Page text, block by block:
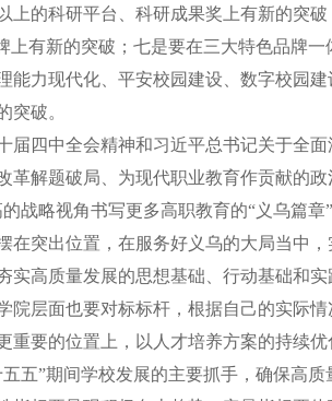
上的科研平台、科研成果奖上有新的突
有新的突破；七是要在三大特色品牌一
力现代化、平安校园建设、数字校园
突破。
四中全会精神和习近平总书记关于全
解题破局、为现代职业教育作贡献的政
战略视角书写更多高职教育的“义乌篇章
突出位置，在服务好义乌的大局当中
高质量发展的思想基础、行动基础和
层面也要对标标杆，根据自己的实际情
要的位置上，以人才培养方案的持续
五”期间学校发展的主要抓手，确保高质